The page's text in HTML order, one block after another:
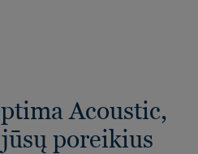
Acoustic,
poreikius